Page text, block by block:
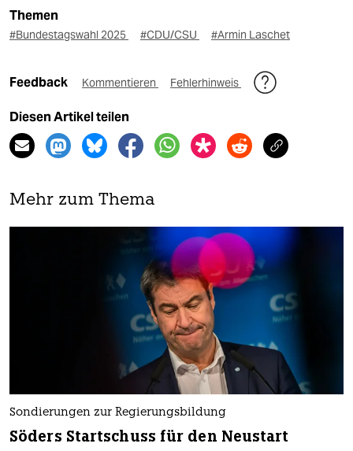
Themen
#Bundestagswahl 2025 #CDU/CSU #Armin Laschet
Feedback Kommentieren Fehlerhinweis
Diesen Artikel teilen
Mehr zum Thema
Sondierungen zur Regierungsbildung
Söders Startschuss für den Neustart